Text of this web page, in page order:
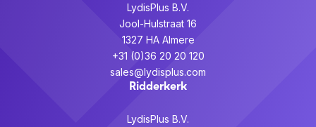
LydisPlus B.V.
Jool-Hulstraat 16
1327 HA Almere
+31 (0)36 20 20 120
sales@lydisplus.com
Ridderkerk
LydisPlus B.V.